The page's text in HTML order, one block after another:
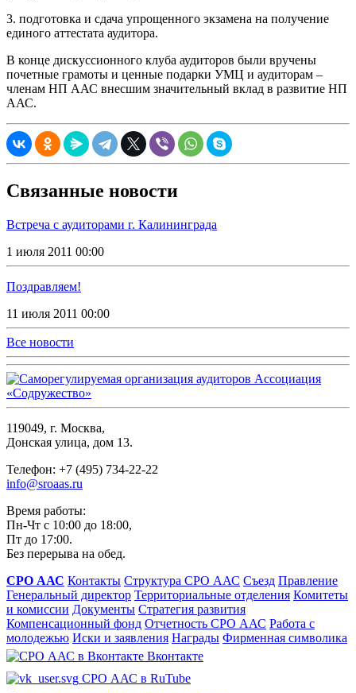
3. подготовка и сдача упрощенного экзамена на получение
единого аттестата аудитора.
В конце дискуссионного клуба аудиторов были вручены
почетные грамоты и ценные подарки УМЦ и аудиторам –
членам НП ААС внесшим значительный вклад в развитие НП
ААС.
Связанные новости
Встреча с аудиторами г. Калининграда
1 июля 2011 00:00
Поздравляем!
11 июля 2011 00:00
Все новости
119049, г. Москва,
Донская улица, дом 13.
Телефон: +7 (495) 734-22-22
info@sroaas.ru
Время работы:
Пн-Чт с 10:00 до 18:00,
Пт до 17:00.
Без перерыва на обед.
СРО ААС Контакты Структура СРО ААС Съезд Правление
Генеральный директор Территориальные отделения Комитеты
и комиссии Документы Стратегия развития
Компенсационный фонд Отчетность СРО ААС Работа с
молодежью Иски и заявления Награды Фирменная символика
Вконтакте
СРО ААС в RuTube